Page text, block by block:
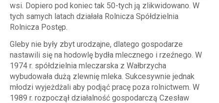
wsi. Dopiero pod koniec tak 50-tych ją zlikwidowano. W
tych samych latach działała Rolnicza Spółdzielnia
Rolnicza Postęp.
Gleby nie były zbyt urodzajne, dlatego gospodarze
nastawili się na hodowlę bydła mlecznego i rzeźnego. W
1974 r. spółdzielnia mleczarska z Wałbrzycha
wybudowała dużą zlewnię mleka. Sukcesywnie jednak
młodzi wyjeżdżali aby podjąć pracę poza rolnictwem. W
1989 r. rozpoczął działalność gospodarczą Czesław